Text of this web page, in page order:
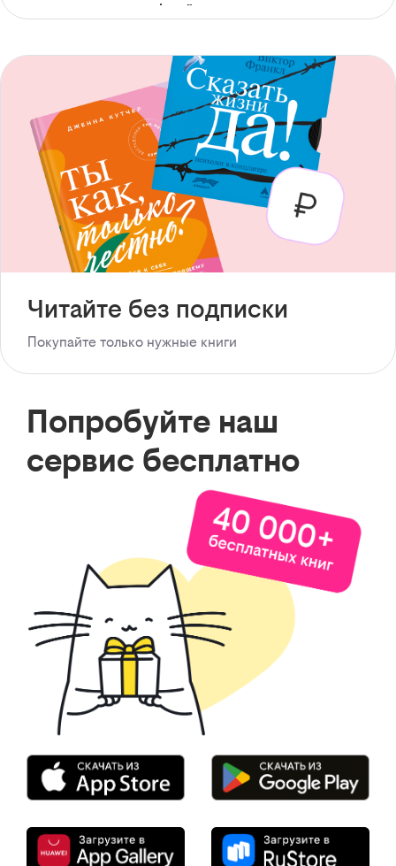
с доступом офлайн
Читайте без подписки
Покупайте только нужные книги
Попробуйте наш
сервис бесплатно